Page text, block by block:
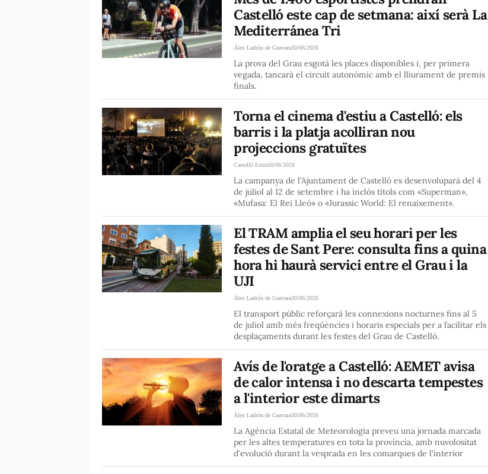
Castelló este cap de setmana: així serà La
Mediterránea Tri
Álex Ladrón de Guevara30/06/2026
La prova del Grau esgotà les places disponibles i, per primera
vegada, tancarà el circuit autonòmic amb el lliurament de premis
finals.
Torna el cinema d'estiu a Castelló: els
barris i la platja acolliran nou
projeccions gratuïtes
Castelló Extra30/06/2026
La campanya de l'Ajuntament de Castelló es desenvoluparà del 4
de juliol al 12 de setembre i ha inclòs títols com «Superman»,
«Mufasa: El Rei Lleó» o «Jurassic World: El renaixement».
El TRAM amplia el seu horari per les
festes de Sant Pere: consulta fins a quina
hora hi haurà servici entre el Grau i la
UJI
Álex Ladrón de Guevara30/06/2026
El transport públic reforçarà les connexions nocturnes fins al 5
de juliol amb més freqüències i horaris especials per a facilitar els
desplaçaments durant les festes del Grau de Castelló.
Avís de l'oratge a Castelló: AEMET avisa
de calor intensa i no descarta tempestes
a l'interior este dimarts
Álex Ladrón de Guevara30/06/2026
La Agència Estatal de Meteorologia preveu una jornada marcada
per les altes temperatures en tota la província, amb nuvolositat
d'evolució durant la vesprada en les comarques de l'interior